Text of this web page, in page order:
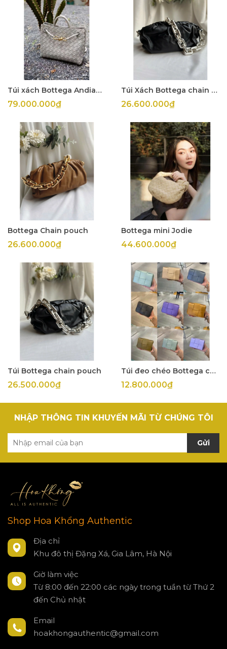
Túi xách Bottega Andiamo
79.000.000₫
Túi Xách Bottega chain pouch
26.600.000₫
Bottega Chain pouch
26.600.000₫
Bottega mini Jodie
44.600.000₫
Túi Bottega chain pouch
26.500.000₫
Túi đeo chéo Bottega cassette mini
12.800.000₫
NHẬP THÔNG TIN KHUYẾN MÃI TỪ CHÚNG TÔI
Gửi
Shop Hoa Khổng Authentic
Địa chỉ
Khu đô thị Đặng Xá, Gia Lâm, Hà Nội
Giờ làm việc
Từ 8:00 đến 22:00 các ngày trong tuần từ Thứ 2
đến Chủ nhật
Email
hoakhongauthentic@gmail.com